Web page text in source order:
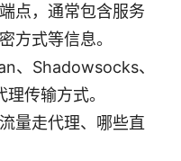
点，通常包含服务
方式等信息。
、Shadowsocks、
传输方式。
量走代理、哪些直